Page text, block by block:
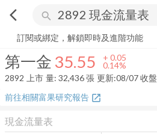
arrow_back_ios search
第一金 35.55 + 0.14%
訂閱或綁定，解鎖即時及進階功能
第一金 35.55 + 0.05
0.14%
2892
上市 量: 32,436張 更新:08/07 收盤
前往相關富果研究報告 open_in_new
現金流量表